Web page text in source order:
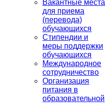
Вакантные места
для приема
(перевода)
обучающихся
Стипендии и
меры поддержки
обучающихся
Международное
сотрудничество
Организация
питания в
образовательной